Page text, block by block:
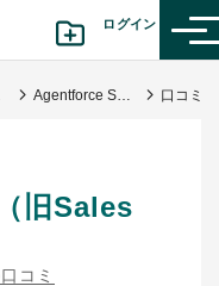
ログイン
Agentforce Sales（旧Sales Cloud）
旧Sales
コミ